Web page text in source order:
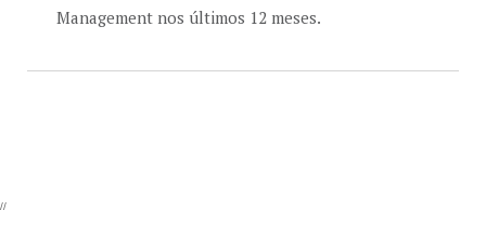
Management nos últimos 12 meses.
//